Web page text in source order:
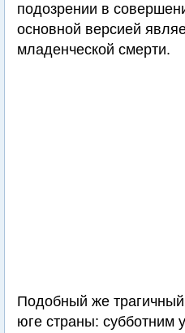
подозрении в
основной версией
младенческой смерти.
Подобный же
юге страны: субботним